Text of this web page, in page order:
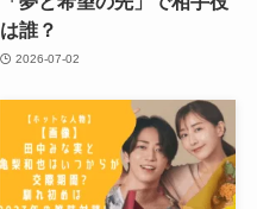
は誰？
2026-07-02